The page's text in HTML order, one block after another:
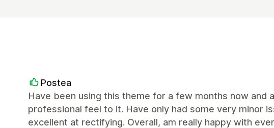
Postea
Have been using this theme for a few months now and
professional feel to it. Have only had some very minor
excellent at rectifying. Overall, am really happy with